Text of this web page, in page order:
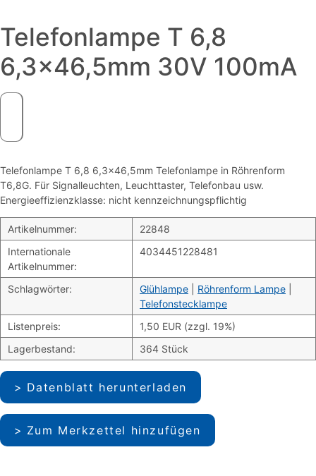
Telefonlampe T 6,8
6,3×46,5mm 30V 100mA
Telefonlampe T 6,8 6,3×46,5mm Telefonlampe in Röhrenform
T6,8G. Für Signalleuchten, Leuchttaster, Telefonbau usw.
Energieeffizienzklasse: nicht kennzeichnungspflichtig
Artikelnummer:
22848
Internationale
Artikelnummer:
4034451228481
Schlagwörter: Glühlampe Röhrenform Lampe
Telefonstecklampe
Listenpreis:
1,50 EUR (zzgl. 19%)
Lagerbestand:
364 Stück
Datenblatt herunterladen
Zum Merkzettel hinzufügen